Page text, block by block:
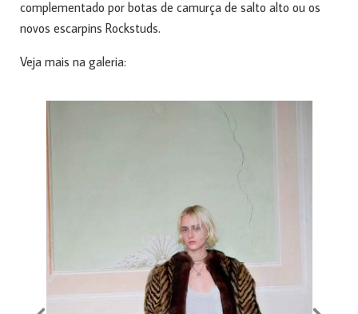
complementado por botas de camurça de salto alto ou os
novos escarpins Rockstuds.
Veja mais na galeria: